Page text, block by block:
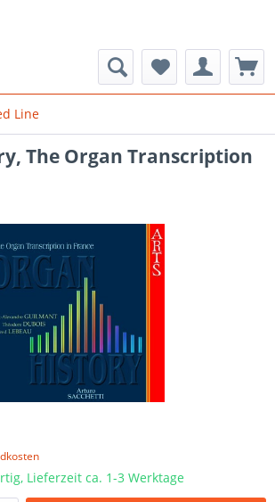
Line
The Organ Transcription
Lieferzeit ca. 1-3 Werktage